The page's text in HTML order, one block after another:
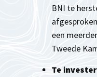
BNI te
een
Tweede
Te